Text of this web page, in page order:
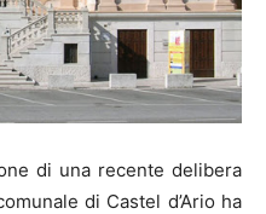
di una recente delibera
di Castel d’Ario ha